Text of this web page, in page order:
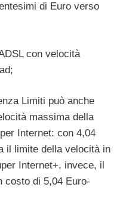
di Euro verso
con velocità
Limiti può anche
massima della
Internet: con 4,04
il limite della velocità in
Internet+, invece, il
costo di 5,04 Euro-